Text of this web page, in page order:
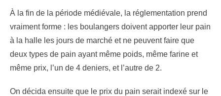
À la fin de la période médiévale, la réglementation prend
vraiment forme : les boulangers doivent apporter leur pain
à la halle les jours de marché et ne peuvent faire que
deux types de pain ayant même poids, même farine et
même prix, l’un de 4 deniers, et l’autre de 2.
On décida ensuite que le prix du pain serait indexé sur le